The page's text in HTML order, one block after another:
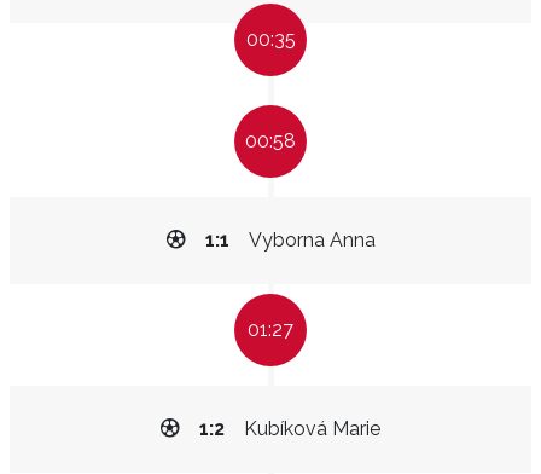
00:35
00:58
Vyborna Anna
1:1
01:27
Kubíková Marie
1:2